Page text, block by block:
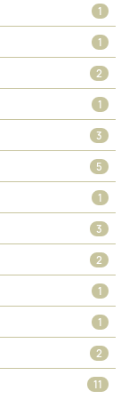
1
1
2
1
3
5
1
3
2
1
1
2
11